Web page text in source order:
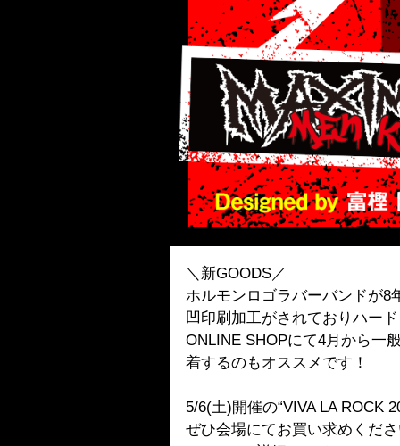
＼新GOODS／
ホルモンロゴラバーバンドが8
凹印刷加工がされておりハー
ONLINE SHOPにて4月から一
着するのもオススメです！
5/6(土)開催の“VIVA LA ROCK
ぜひ会場にてお買い求めくだ